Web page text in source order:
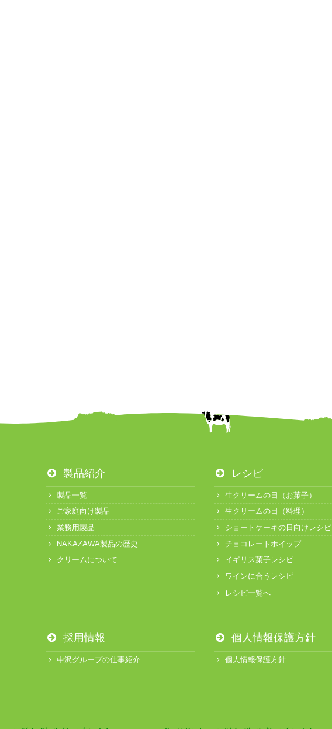
製品紹介
製品一覧
ご家庭向け製品
業務用製品
NAKAZAWA製品の歴史
クリームについて
レシピ
生クリームの日（お菓子）
生クリームの日（料理）
ショートケーキの日向けレシピ
チョコレートホイップ
イギリス菓子レシピ
ワインに合うレシピ
レシピ一覧へ
採用情報
中沢グループの仕事紹介
個人情報保護方針
個人情報保護方針